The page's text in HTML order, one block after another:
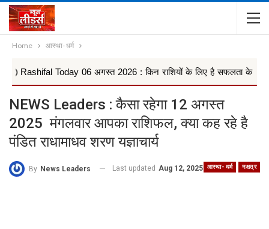
Home आस्था- धर्म
Today 06 अगस्त 2026 : किन राशियों के लिए है सफलता के मजबूत योग,
NEWS Leaders : कैसा रहेगा 12 अगस्त
2025 मंगलवार आपका राशिफल, क्या कह रहे है
पंडित राधामाधव शरण यज्ञाचार्य
आस्था- धर्म नक्षत्र
By News Leaders Last updated Aug 12, 2025